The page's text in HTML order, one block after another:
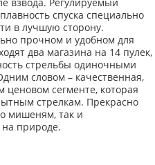
спуска специально
в лучшую сторону.
прочном и удобном для
два магазина на 14 пулек,
стрельбы одиночными
словом – качественная,
ценовом сегменте, которая
стрелкам. Прекрасно
мишеням, так и
на природе.